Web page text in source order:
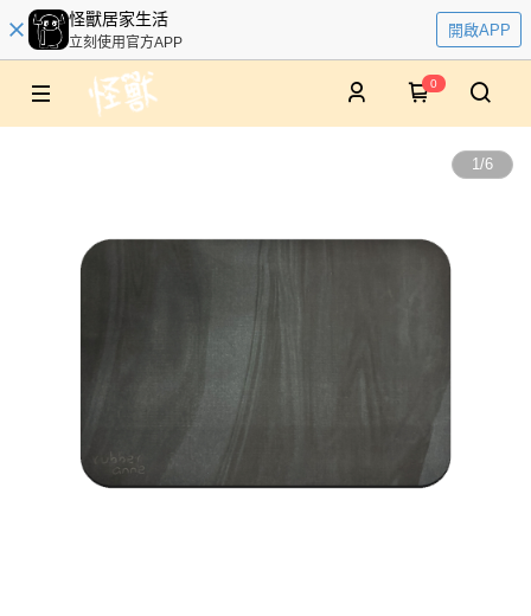
怪獸居家生活
立刻使用官方APP
開啟APP
0
1/6